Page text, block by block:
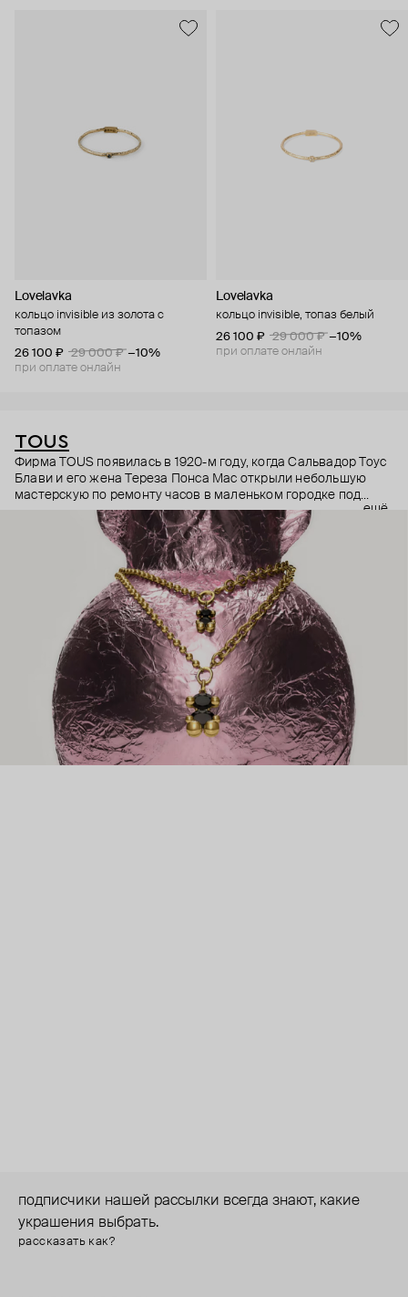
Lovelavka
кольцо invisible из золота с
топазом
26 100 ₽
29 000 ₽ −10%
при оплате онлайн
Lovelavka
кольцо invisible, топаз белый
26 100 ₽
29 000 ₽ −10%
при оплате онлайн
TOUS
Фирма TOUS появилась в 1920-м году, когда Сальвадор Тоус
Блави и его жена Тереза Понса Мас открыли небольшую
мастерскую по ремонту часов в маленьком городке под
Барселоной. Долгое время они занимались только часами:
лишь в 1970-м году сын основателя Сальвадор Тоус Понса и
его жена Роза Ориоль начинают также ремонтировать и
преображать украшения клиентов. Успех был настолько
большим, что в начале 80-х Роза сама начала заниматься
дизайном. Теперь TOUS – известный во всем мире бренд
доступных ювелирных украшений высочайшего качества. А
их культовый медвежонок – настоящий символ нежности и
ещё
подписчики нашей рассылки всегда знают, какие
украшения выбрать.
рассказать как?